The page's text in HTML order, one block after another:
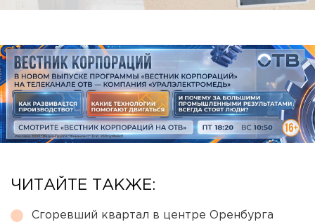
ЧИТАЙТЕ ТАКЖЕ:
Сгоревший квартал в центре Оренбурга